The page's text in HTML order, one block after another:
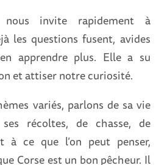
nous invite rapidement à
les questions fusent, avides
apprendre plus. Elle a su
et attiser notre curiosité.
variés, parlons de sa vie
récoltes, de chasse, de
à ce que l’on peut penser,
Corse est un bon pêcheur. Il